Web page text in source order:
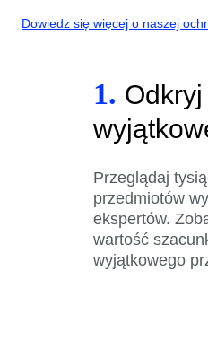
Dowiedz się więcej o naszej
1.
Przeglądaj
przedmiotów
ekspertów.
wartość
wyjątkowego